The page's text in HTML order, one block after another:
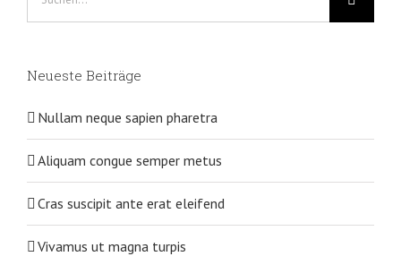
Neueste Beiträge
Nullam neque sapien pharetra
Aliquam congue semper metus
Cras suscipit ante erat eleifend
Vivamus ut magna turpis